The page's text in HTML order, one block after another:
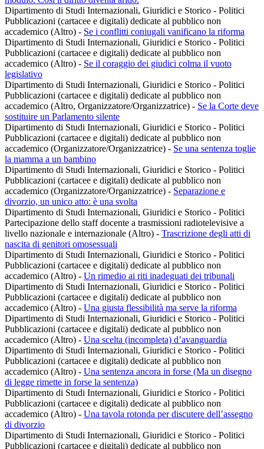
Dipartimento di Studi Internazionali, Giuridici e Storico - Politici
Pubblicazioni (cartacee e digitali) dedicate al pubblico non
accademico (Altro) - Se i conflitti coniugali vanificano la riforma
Dipartimento di Studi Internazionali, Giuridici e Storico - Politici
Pubblicazioni (cartacee e digitali) dedicate al pubblico non
accademico (Altro) - Se il coraggio dei giudici colma il vuoto
legislativo
Dipartimento di Studi Internazionali, Giuridici e Storico - Politici
Pubblicazioni (cartacee e digitali) dedicate al pubblico non
accademico (Altro, Organizzatore/Organizzatrice) - Se la Corte deve
sostituire un Parlamento silente
Dipartimento di Studi Internazionali, Giuridici e Storico - Politici
Pubblicazioni (cartacee e digitali) dedicate al pubblico non
accademico (Organizzatore/Organizzatrice) - Se una sentenza toglie
la mamma a un bambino
Dipartimento di Studi Internazionali, Giuridici e Storico - Politici
Pubblicazioni (cartacee e digitali) dedicate al pubblico non
accademico (Organizzatore/Organizzatrice) - Separazione e
divorzio, un unico atto: è una svolta
Dipartimento di Studi Internazionali, Giuridici e Storico - Politici
Partecipazione dello staff docente a trasmissioni radiotelevisive a
livello nazionale e internazionale (Altro) - Trascrizione degli atti di
nascita di genitori omosessuali
Dipartimento di Studi Internazionali, Giuridici e Storico - Politici
Pubblicazioni (cartacee e digitali) dedicate al pubblico non
accademico (Altro) - Un rimedio ai riti inadeguati dei tribunali
Dipartimento di Studi Internazionali, Giuridici e Storico - Politici
Pubblicazioni (cartacee e digitali) dedicate al pubblico non
accademico (Altro) - Una giusta flessibilità ma serve la riforma
Dipartimento di Studi Internazionali, Giuridici e Storico - Politici
Pubblicazioni (cartacee e digitali) dedicate al pubblico non
accademico (Altro) - Una scelta (incompleta) d’avanguardia
Dipartimento di Studi Internazionali, Giuridici e Storico - Politici
Pubblicazioni (cartacee e digitali) dedicate al pubblico non
accademico (Altro) - Una sentenza ancora in forse (Ma un disegno
di legge rimette in forse la sentenza)
Dipartimento di Studi Internazionali, Giuridici e Storico - Politici
Pubblicazioni (cartacee e digitali) dedicate al pubblico non
accademico (Altro) - Una tavola rotonda per discutere dell’assegno
di divorzio
Dipartimento di Studi Internazionali, Giuridici e Storico - Politici
Pubblicazioni (cartacee e digitali) dedicate al pubblico non